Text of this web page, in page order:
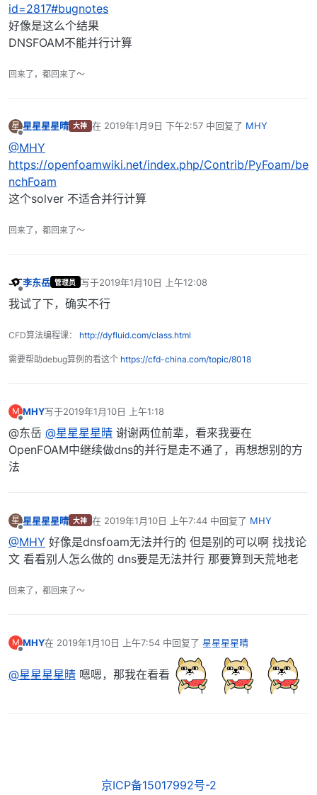
id=2817#bugnotes
好像是这么个结果
DNSFOAM不能并行计算
回来了，都回来了～
星 星星星星晴 大神 在 2019年1月9日 下午2:57中回复了 MHY
最后由 编辑
@MHY
https://openfoamwiki.net/index.php/Contrib/PyFoam/be
nchFoam
这个solver 不适合并行计算
回来了，都回来了～
李东岳 管理员 写于2019年1月10日 上午12:08
最后由 编辑
我试了下，确实不行
CFD算法编程课： http://dyfluid.com/class.html
需要帮助debug算例的看这个 https://cfd-china.com/topic/8018
M
离线
MHY写于2019年1月10日 上午1:18
最后由 编辑
@东岳 @星星星星晴 谢谢两位前辈，看来我要在
OpenFOAM中继续做dns的并行是走不通了，再想想别的方
法
星 星星星星晴 大神 在 2019年1月10日 上午7:44中回复了 MHY
最后由 编辑
@MHY 好像是dnsfoam无法并行的 但是别的可以啊 找找论
文 看看别人怎么做的 dns要是无法并行 那要算到天荒地老
回来了，都回来了～
M MHY在 2019年1月10日 上午7:54 中回复了 星星星星晴
最后由 编辑
@星星星星晴 嗯嗯，那我在看看
京ICP备15017992号-2